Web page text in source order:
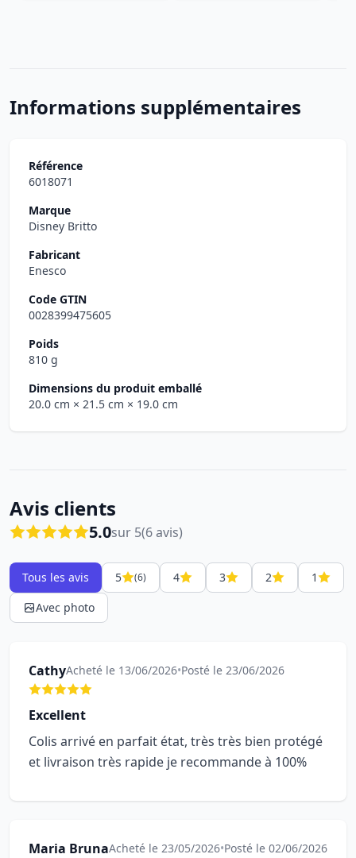
Informations supplémentaires
Référence
6018071
Marque
Disney Britto
Fabricant
Enesco
Code GTIN
0028399475605
Poids
810 g
Dimensions du produit emballé
20.0 cm × 21.5 cm × 19.0 cm
Avis clients
5.0sur 5(6 avis)
Tous les avis 5 (6) 4 3 2
1
Avec photo
CathyAcheté le 13/06/2026•Posté le 23/06/2026
Excellent
Colis arrivé en parfait état, très très bien protégé
et livraison très rapide je recommande à 100%
Maria BrunaAcheté le 23/05/2026•Posté le 02/06/2026